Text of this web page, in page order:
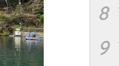
8
9